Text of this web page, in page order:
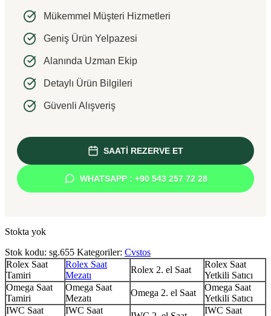
Mükemmel Müşteri Hizmetleri
Geniş Ürün Yelpazesi
Alanında Uzman Ekip
Detaylı Ürün Bilgileri
Güvenli Alışveriş
SAATİ REZERVE ET
WHATSAPP : +90 543 257 72 28
Stokta yok
Stok kodu: sg.655 Kategoriler: Cvstos
Rolex Saat
Tamiri
Rolex Saat
Mezatı
Rolex 2. el Saat
Rolex Saat
Yetkili Satıcı
Omega Saat
Tamiri
Omega Saat
Mezatı
Omega 2. el Saat
Omega Saat
Yetkili Satıcı
IWC Saat
IWC Saat IWC Saat